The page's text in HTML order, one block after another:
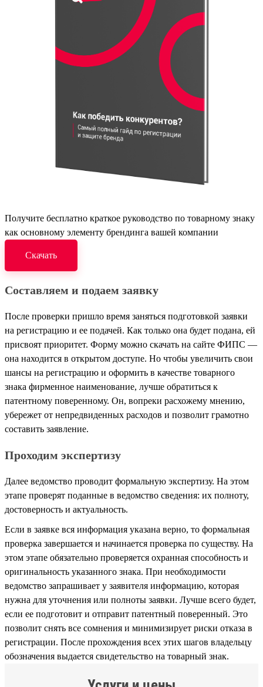
Получите бесплатно краткое руководство по товарному знаку
как основному элементу брендинга вашей компании
Скачать
Составляем и подаем заявку
После проверки пришло время заняться подготовкой заявки
на регистрацию и ее подачей. Как только она будет подана, ей
присвоят приоритет. Форму можно скачать на сайте ФИПС —
она находится в открытом доступе. Но чтобы увеличить свои
шансы на регистрацию и оформить в качестве товарного
знака фирменное наименование, лучше обратиться к
патентному поверенному. Он, вопреки расхожему мнению,
убережет от непредвиденных расходов и позволит грамотно
составить заявление.
Проходим экспертизу
Далее ведомство проводит формальную экспертизу. На этом
этапе проверят поданные в ведомство сведения: их полноту,
достоверность и актуальность.
Если в заявке вся информация указана верно, то формальная
проверка завершается и начинается проверка по существу. На
этом этапе обязательно проверяется охранная способность и
оригинальность указанного знака. При необходимости
ведомство запрашивает у заявителя информацию, которая
нужна для уточнения или полноты заявки. Лучше всего будет,
если ее подготовит и отправит патентный поверенный. Это
позволит снять все сомнения и минимизирует риски отказа в
регистрации. После прохождения всех этих шагов владельцу
обозначения выдается свидетельство на товарный знак.